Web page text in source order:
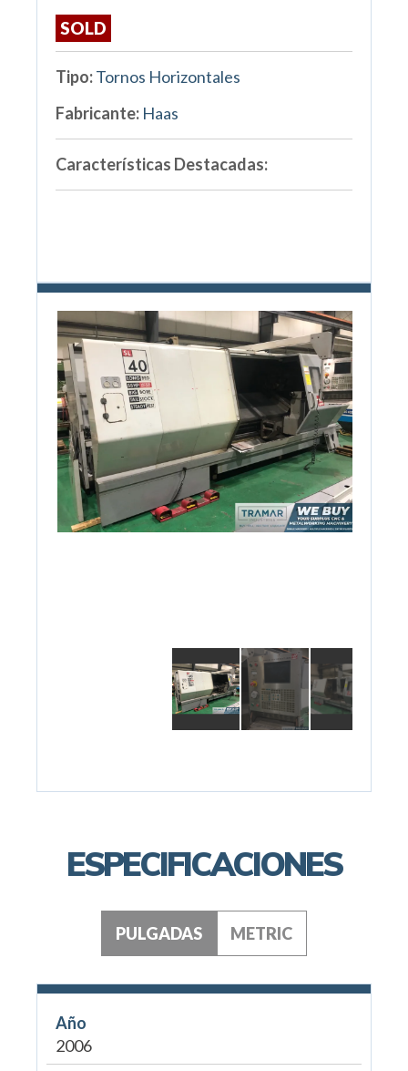
SOLD
Tipo:Tornos Horizontales
Fabricante: Haas
Características Destacadas:
ESPECIFICACIONES
PULGADAS METRIC
Año
2006